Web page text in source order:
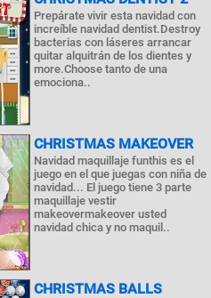
Prepárate vivir esta navidad con
increíble navidad dentist.Destroy
bacterias con láseres arrancar
quitar alquitrán de los dientes y
more.Choose tanto de una
emociona..
CHRISTMAS MAKEOVER
Navidad maquillaje funthis es el
juego en el que juegas con niña de
navidad... El juego tiene 3 parte
maquillaje vestir
makeovermakeover usted
navidad chica y no maquil..
CHRISTMAS BALLS